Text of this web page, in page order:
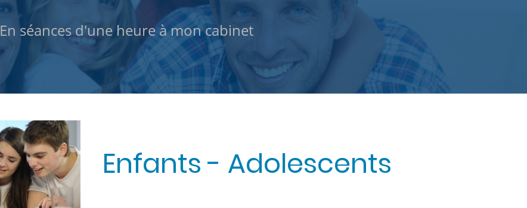
En séances d'une heure à mon cabinet
Enfants - Adolescents